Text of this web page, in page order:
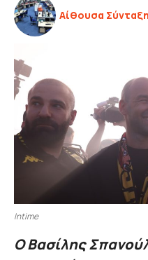
Αίθουσα
Intime
Ο Βασίλης